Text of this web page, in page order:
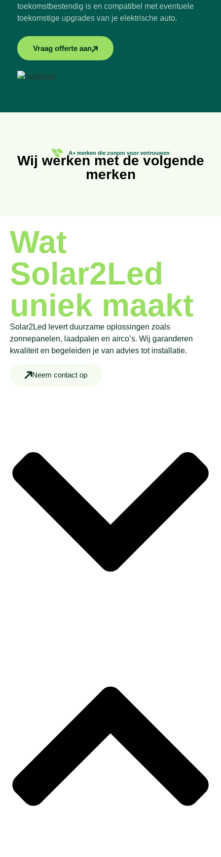
toekomstbestendig is en compatibel met eventuele
toekomstige upgrades van je elektrische auto.
Vraag offerte aan
A+ merken die zorgen voor vertrouwen
Wij werken met de volgende
merken
Wat
Solar2Led
uniek maakt
Solar2Led levert duurzame oplossingen zoals
zonnepanelen, laadpalen en airco’s. Wij garanderen
kwaliteit en begeleiden je van advies tot installatie.
Neem contact op